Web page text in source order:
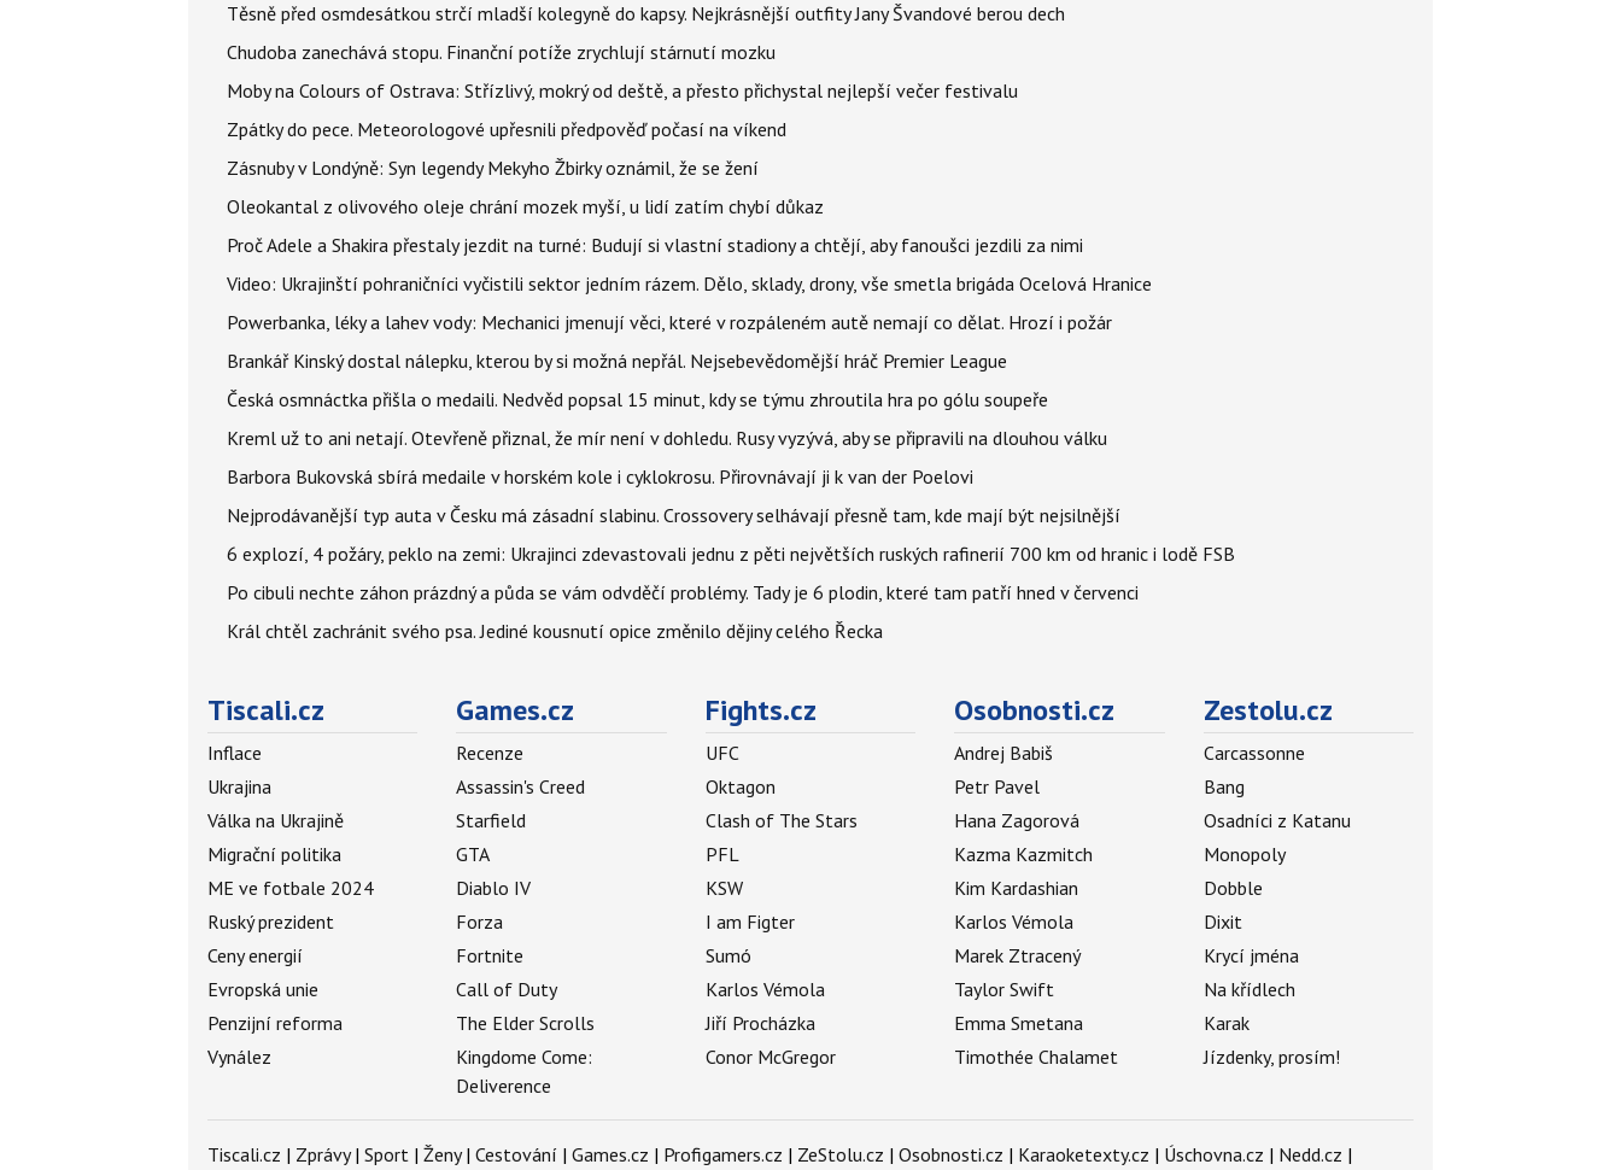
Těsně před osmdesátkou strčí mladší kolegyně do kapsy. Nejkrásnější outfity Jany Švandové berou dech
Chudoba zanechává stopu. Finanční potíže zrychlují stárnutí mozku
Moby na Colours of Ostrava: Střízlivý, mokrý od deště, a přesto přichystal nejlepší večer festivalu
Zpátky do pece. Meteorologové upřesnili předpověď počasí na víkend
Zásnuby v Londýně: Syn legendy Mekyho Žbirky oznámil, že se žení
Oleokantal z olivového oleje chrání mozek myší, u lidí zatím chybí důkaz
Proč Adele a Shakira přestaly jezdit na turné: Budují si vlastní stadiony a chtějí, aby fanoušci jezdili za nimi
Video: Ukrajinští pohraničníci vyčistili sektor jedním rázem. Dělo, sklady, drony, vše smetla brigáda Ocelová Hranice
Powerbanka, léky a lahev vody: Mechanici jmenují věci, které v rozpáleném autě nemají co dělat. Hrozí i požár
Brankář Kinský dostal nálepku, kterou by si možná nepřál. Nejsebevědomější hráč Premier League
Česká osmnáctka přišla o medaili. Nedvěd popsal 15 minut, kdy se týmu zhroutila hra po gólu soupeře
Kreml už to ani netají. Otevřeně přiznal, že mír není v dohledu. Rusy vyzývá, aby se připravili na dlouhou válku
Barbora Bukovská sbírá medaile v horském kole i cyklokrosu. Přirovnávají ji k van der Poelovi
Nejprodávanější typ auta v Česku má zásadní slabinu. Crossovery selhávají přesně tam, kde mají být nejsilnější
6 explozí, 4 požáry, peklo na zemi: Ukrajinci zdevastovali jednu z pěti největších ruských rafinerií 700 km od hranic i lodě FSB
Po cibuli nechte záhon prázdný a půda se vám odvděčí problémy. Tady je 6 plodin, které tam patří hned v červenci
Král chtěl zachránit svého psa. Jediné kousnutí opice změnilo dějiny celého Řecka
Tiscali.cz
Inflace
Ukrajina
Válka na Ukrajině
Migrační politika
ME ve fotbale 2024
Ruský prezident
Ceny energií
Evropská unie
Penzijní reforma
Vynález
Games.cz
Recenze
Assassin's Creed
Starfield
GTA
Diablo IV
Forza
Fortnite
Call of Duty
The Elder Scrolls
Kingdome Come:
Deliverence
Fights.cz
UFC
Oktagon
Clash of The Stars
PFL
KSW
I am Figter
Sumó
Karlos Vémola
Jiří Procházka
Conor McGregor
Osobnosti.cz
Andrej Babiš
Petr Pavel
Hana Zagorová
Kazma Kazmitch
Kim Kardashian
Karlos Vémola
Marek Ztracený
Taylor Swift
Emma Smetana
Timothée Chalamet
Zestolu.cz
Carcassonne
Bang
Osadníci z Katanu
Monopoly
Dobble
Dixit
Krycí jména
Na křídlech
Karak
Jízdenky, prosím!
Tiscali.cz | Zprávy| Sport | Ženy| Cestování | Games.cz | Profigamers.cz | ZeStolu.cz | Osobnosti.cz | Karaoketexty.cz | Úschovna.cz | Nedd.cz |